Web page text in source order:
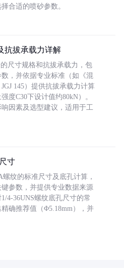
合适的喷砂参数。
抗拔承载力详解
尺寸规格和抗拔承载力，包
，并依据专业标准（如《混
145）提供抗拔承载力计算
度C30下设计值约80kN）。
因素及选型建议，适用于工
寸
纹的标准尺寸及底孔计算，
参数，并提供专业数据来源
4-36UNS螺纹底孔尺寸的常
确推荐值（Φ5.18mm），并